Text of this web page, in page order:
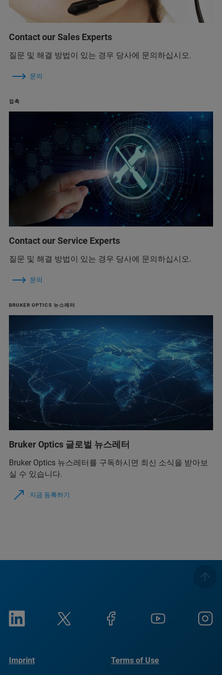
Contact our Sales Experts
질문 및 해결 방법이 있는 경우 당사에 문의하십시오.
문의
접촉
Contact our Service Experts
질문 및 해결 방법이 있는 경우 당사에 문의하십시오.
문의
BRUKER OPTICS 뉴스레터
Bruker Optics 글로벌 뉴스레터
Bruker Optics 뉴스레터를 구독하시면 최신 소식을 받아보
실 수 있습니다.
지금 등록하기
Imprint Terms of Use